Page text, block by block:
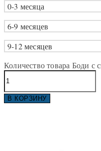
0-3 месяца
6-9 месяцев
9-12 месяцев
Количество товара Боди
В КОРЗИНУ